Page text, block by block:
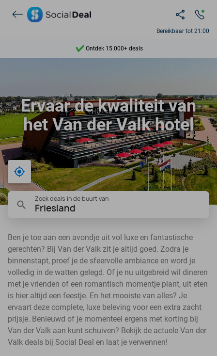
Bereikbaar tot 21:00
Ontdek 15.000+ deals
9,4
Ontdek 15.000+ deals
Ervaar de kwaliteit van
het Van der Valk hotel
Bij mij in de buurt
Zoek deals in de buurt van
Friesland
Ben je toe aan een avondje uit vol luxe en fantastische
gerechten? Bij Van der Valk zit je altijd goed. Zodra je
binnenstapt, proef je de sfeervolle ambiance en word je
volledig in de watten gelegd. Of je nu uitgebreid wil dineren
met je vrienden of een romantisch momentje plant, uit eten
is hier altijd een feestje. En het mooiste van alles? Je
ervaart deze complete, luxe beleving voor een extra zacht
prijsje. Benieuwd of je momenteel ergens met korting bij
Van der Valk aan kunt schuiven? Bekijk de actuele Van der
Valk deals bij Social Deal en laat je verwennen!